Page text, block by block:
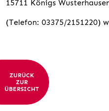
15711 Königs
(Telefon: 03375/2151220)
ZURÜCK
ZUR
ÜBERSICHT